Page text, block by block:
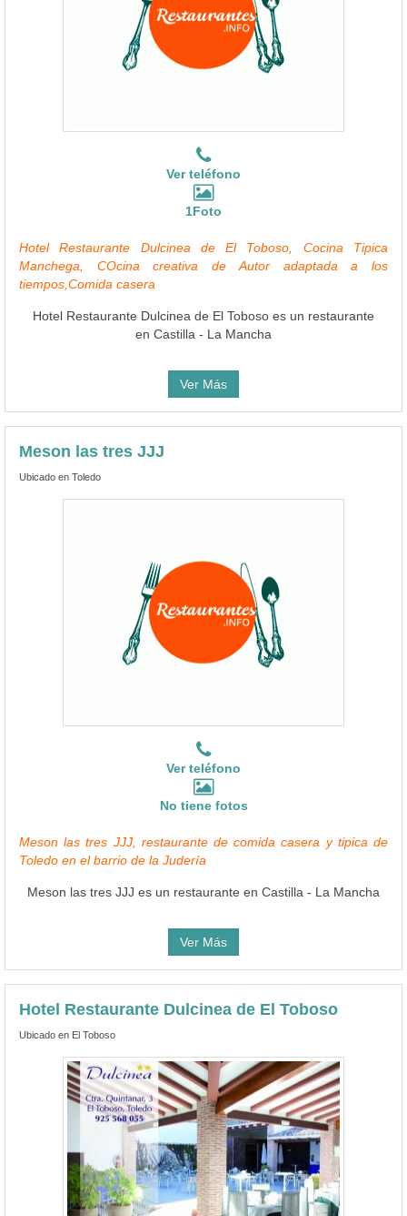
Ver teléfono
1Foto
Hotel Restaurante Dulcinea de El Toboso, Cocina Tipica
Manchega, COcina creativa de Autor adaptada a los
tiempos,Comida casera
Hotel Restaurante Dulcinea de El Toboso es un restaurante
en Castilla - La Mancha
Ver Más
Meson las tres JJJ
Ubicado en Toledo
Ver teléfono
No tiene fotos
Meson las tres JJJ, restaurante de comida casera y tipica de
Toledo en el barrio de la Judería
Meson las tres JJJ es un restaurante en Castilla - La Mancha
Ver Más
Hotel Restaurante Dulcinea de El Toboso
Ubicado en El Toboso